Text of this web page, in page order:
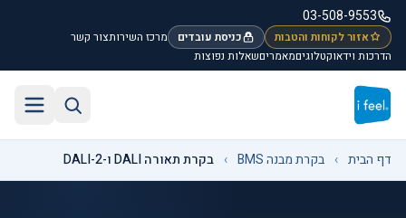
דלג לתוכן הראשי
03-508-9553
אזור לקוחות והטבות כניסת עובדים מרכז השירותצור קשר
הדרכות וידאוקטלוגיםמאמריםשאלות נפוצות
דף הבית › בקרת מבנה BMS › בקרת תאורה DALI ו-DALI-2